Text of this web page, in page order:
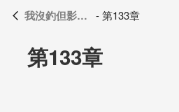
我沒釣但影帝真香了
第133章
我沒釣但影帝真香了 - 第133章